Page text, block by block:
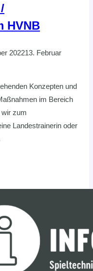
HVNB
202213. Februar
Konzepten und
im Bereich
zum
Landestrainerin oder